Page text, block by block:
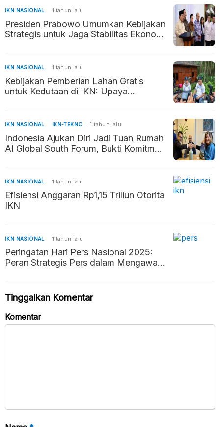
IKN NASIONAL 1 tahun lalu
Presiden Prabowo Umumkan Kebijakan
Strategis untuk Jaga Stabilitas Ekonomi
IKN NASIONAL 1 tahun lalu
Kebijakan Pemberian Lahan Gratis
untuk Kedutaan di IKN: Upaya
Baru
IKN NASIONAL IKN-TEKNO 1 tahun lalu
Indonesia Ajukan Diri Jadi Tuan Rumah
AI Global South Forum, Bukti Komitmen
IKN NASIONAL 1 tahun lalu
Efisiensi Anggaran Rp1,15 Triliun Otorita
IKN
IKN NASIONAL 1 tahun lalu
Peringatan Hari Pers Nasional 2025:
Peran Strategis Pers dalam Mengawal
Tinggalkan Komentar
Komentar